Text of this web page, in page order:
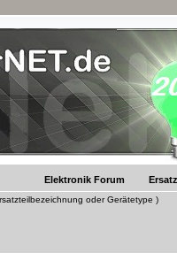
Elektronik Forum
oder Gerätetype )